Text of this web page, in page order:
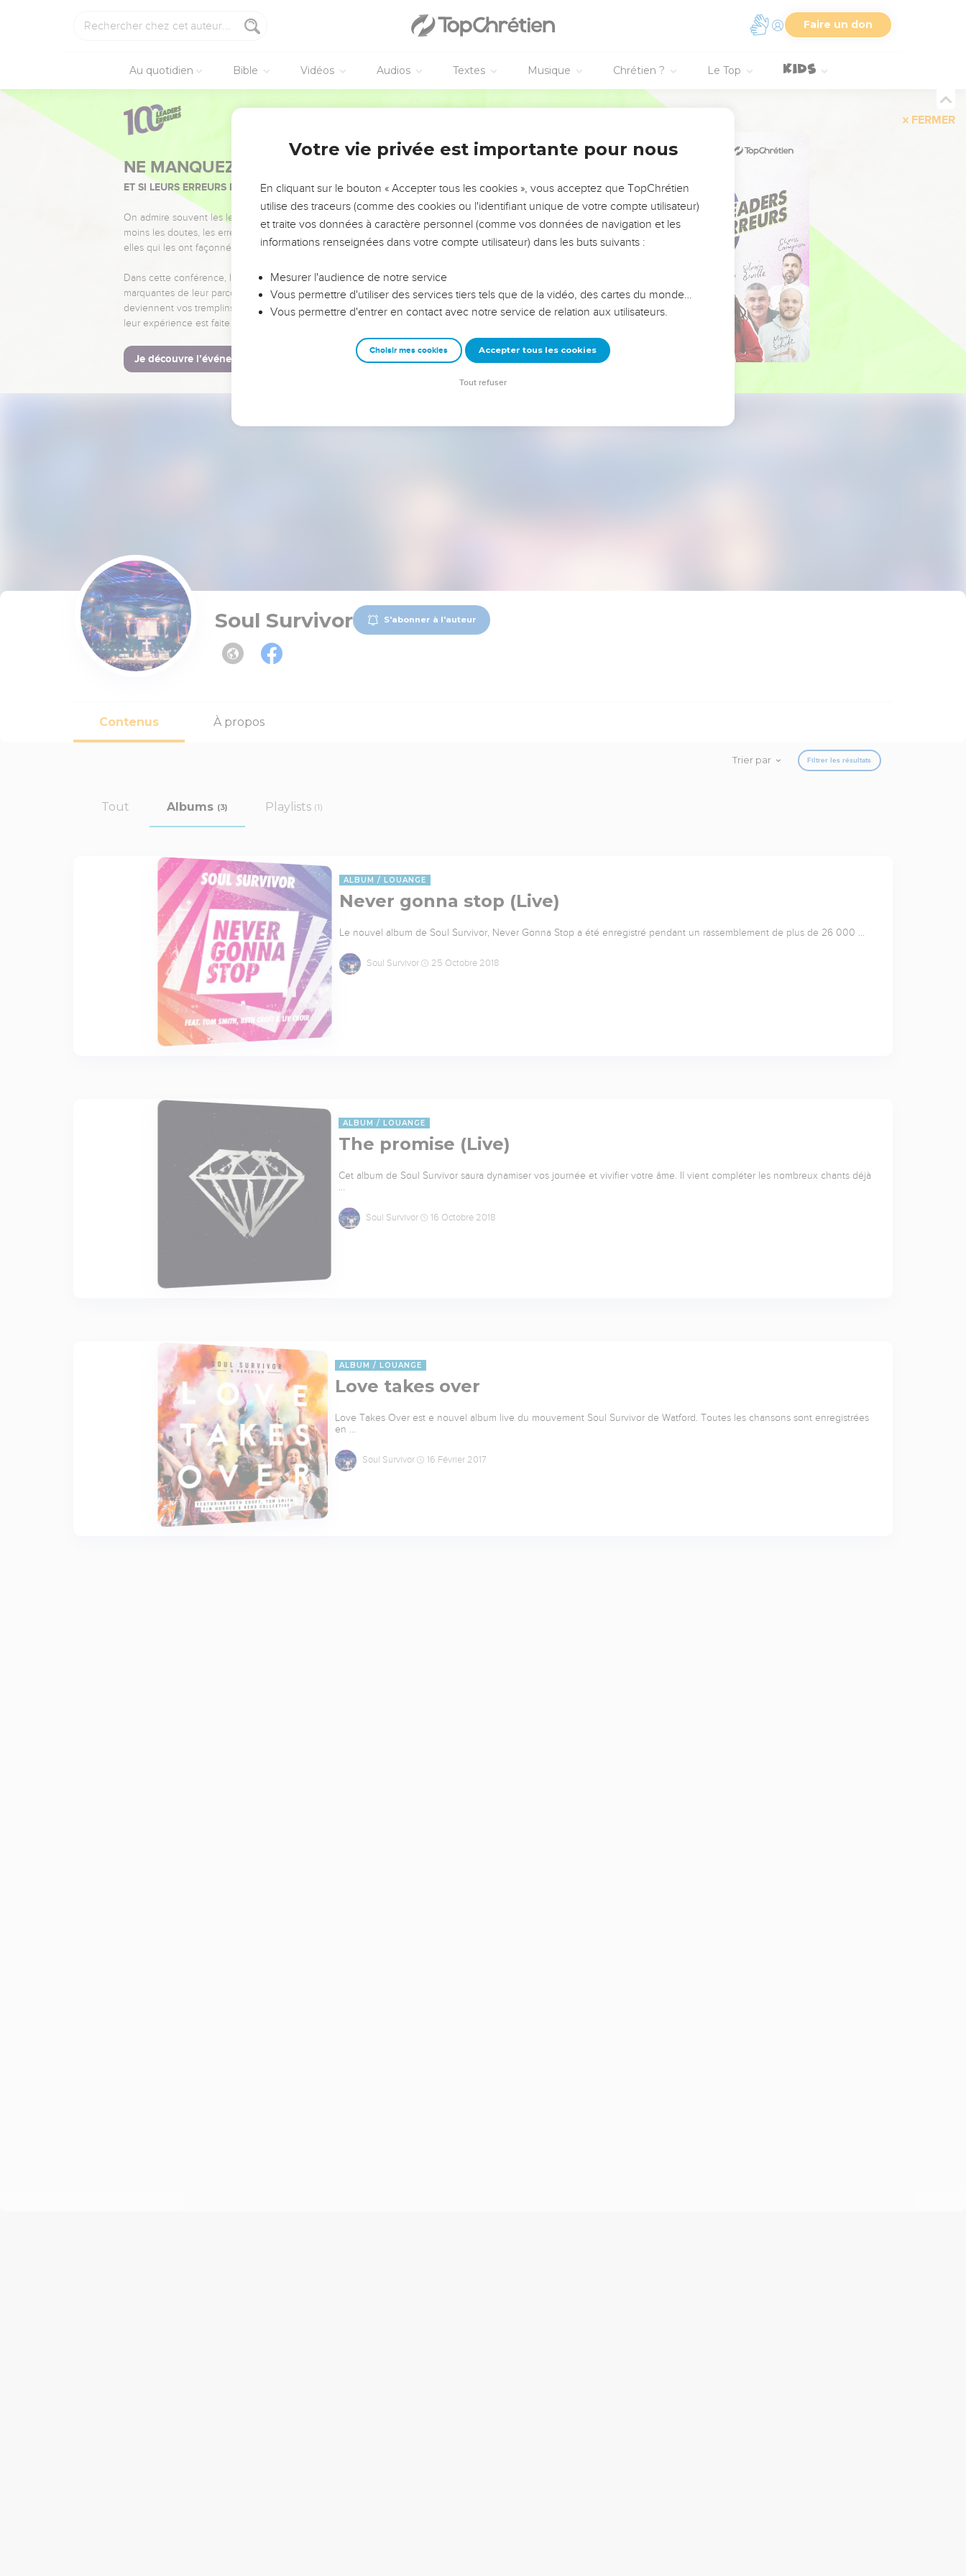
Faire un don
Au quotidien Bible Vidéos Audios Textes Musique Chrétien ? Le Top
FERMER
NE MANQUEZ PAS L’ÉVÉNEMENT DE L’ANNÉE !
ET SI LEURS ERREURS POUVAIENT VOUS ÉVITER LES VOTRES ?
On admire souvent les leaders pour leurs réussites, leur impact, leur foi ou leur vision. Mais on voit
moins les doutes, les erreurs et les saisons difficiles qu'ils ont traversés, alors même que ce sont
elles qui les ont façonnés.
Dans cette conférence, leaders, entrepreneurs, et responsables reviennent sur les erreurs
marquantes de leur parcours et les clés pour avancer avec plus de sagesse afin que leurs erreurs
deviennent vos tremplins. Que vous guidiez un ministère, une équipe, un groupe ou une famille,
leur expérience est faite pour vous.
Je découvre l’événement
Soul Survivor S'abonner à l'auteur
Contenus À propos
Trier par Filtrer les résultats
Tout Albums (3) Playlists (1)
ALBUM LOUANGE
Never gonna stop (Live)
Le nouvel album de Soul Survivor, Never Gonna Stop a été enregistré pendant un rassemblement de plus de 26 000 …
Soul Survivor 25 Octobre 2018
ALBUM LOUANGE
The promise (Live)
Cet album de Soul Survivor saura dynamiser vos journée et vivifier votre âme. Il vient compléter les nombreux chants déjà
Soul Survivor 16 Octobre 2018
ALBUM LOUANGE
Love takes over
Love Takes Over est e nouvel album live du mouvement Soul Survivor de Watford. Toutes les chansons sont enregistrées
en …
Soul Survivor 16 Février 2017
Votre vie privée est importante pour nous
En cliquant sur le bouton « Accepter tous les cookies », vous acceptez que TopChrétien
utilise des traceurs (comme des cookies ou l'identifiant unique de votre compte utilisateur)
et traite vos données à caractère personnel (comme vos données de navigation et les
informations renseignées dans votre compte utilisateur) dans les buts suivants :
Mesurer l'audience de notre service
Vous permettre d'utiliser des services tiers tels que de la vidéo, des cartes du monde…
Vous permettre d'entrer en contact avec notre service de relation aux utilisateurs.
Choisir mes cookies Accepter tous les cookies
Tout refuser